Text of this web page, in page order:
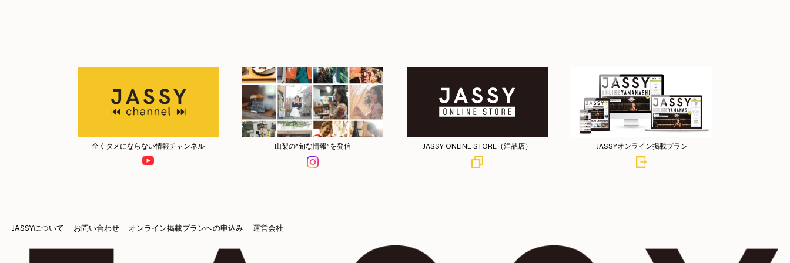
全くタメにならない情報チャンネル 山梨の”旬な情報”を発信 JASSY ONLINE STORE（洋品店） JASSYオンライン掲載プラン
JASSYについて お問い合わせ オンライン掲載プランへの申込み 運営会社